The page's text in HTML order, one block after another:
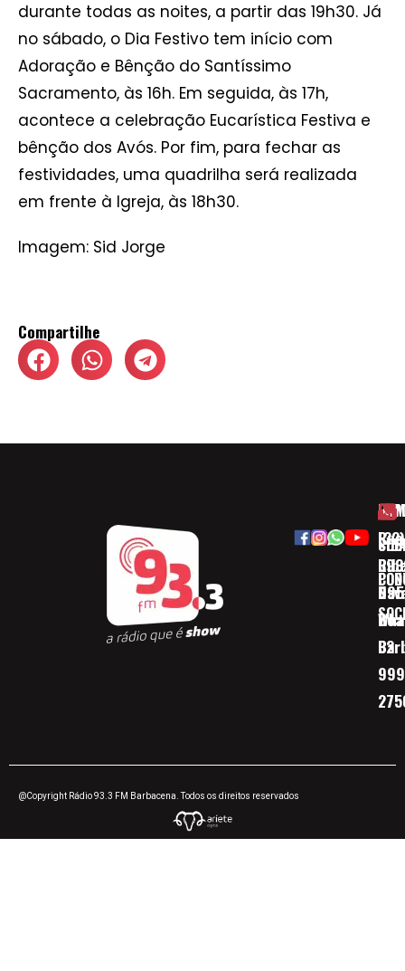
durante todas as noites, a partir das 19h30. Já
no sábado, o Dia Festivo tem início com
Adoração e Bênção do Santíssimo
Sacramento, às 16h. Em seguida, às 17h,
acontece a celebração Eucarística Festiva e
bênção dos Avós. Por fim, para fechar as
festividades, uma quadrilha será realizada
em frente à Igreja, às 18h30.
Imagem: Sid Jorge
Compartilhe
(32)
32
@Copyright Rádio 93.3 FM Barbacena. Todos os direitos reservados